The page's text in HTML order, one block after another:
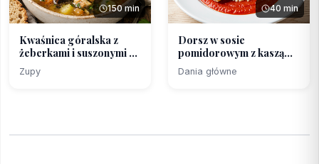
150 min
Kwaśnica góralska z
żeberkami i suszonymi ...
Zupy
40 min
Dorsz w sosie
pomidorowym z kaszą
pęczak (...
Dania główne